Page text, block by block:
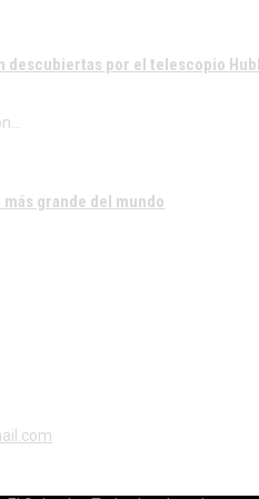
descubiertas por el telescopio
grande del mundo